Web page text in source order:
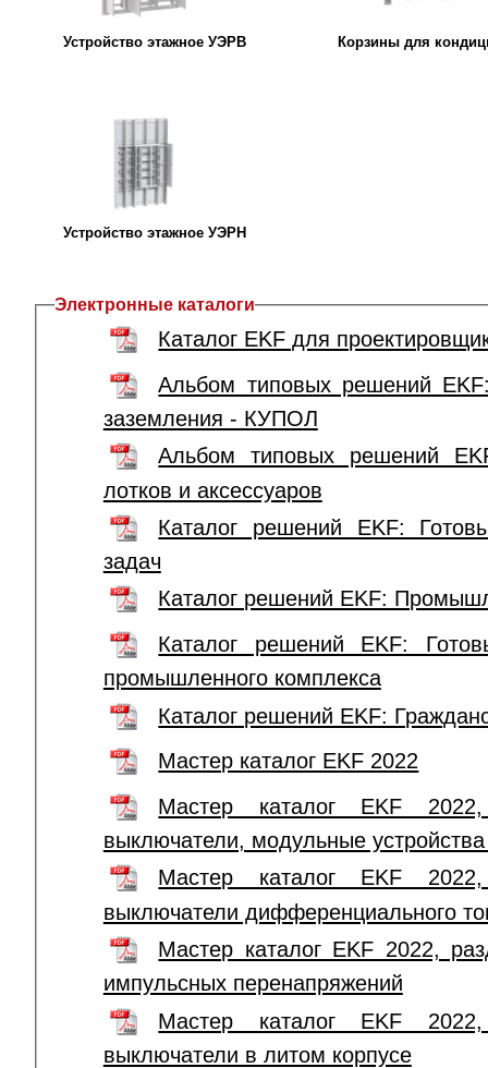
Устройство этажное УЭРВ Корзины для
Устройство этажное УЭРН
Электронные каталоги
Каталог EKF для
Альбом типовых решений
заземления - КУПОЛ
Альбом типовых решений
лотков и аксессуаров
Каталог решений EKF:
задач
Каталог решений EKF:
Каталог решений EKF:
промышленного комплекса
Каталог решений EKF:
Мастер каталог EKF 2022
Мастер каталог EKF 2022,
выключатели, модульные
Мастер каталог EKF 2022,
выключатели дифференциального
Мастер каталог EKF 2022,
импульсных перенапряжений
Мастер каталог EKF 2022,
выключатели в литом корпусе